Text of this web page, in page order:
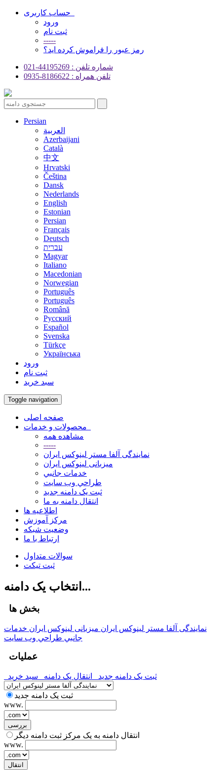
ورود
ثبت نام
-----
رمز عبور را فراموش کرده اید؟
شماره تلفن : 44195269-021
تلفن همراه : 8186622-0935
Persian
العربية
Azerbaijani
Català
中文
Hrvatski
Čeština
Dansk
Nederlands
English
Estonian
Persian
Français
Deutsch
עברית
Magyar
Italiano
Macedonian
Norwegian
Português
Português
Română
Русский
Español
Svenska
Türkçe
Українська
ورود
ثبت نام
سبد خرید
Toggle navigation
صفحه اصلی
مشاهده همه
-----
نمایندگی آلفا مستر لینوکس ایران
میزبانی لینوکس ایران
خدمات جانبي
طراحي وب سايت
ثبت یک دامنه جدید
انتقال دامنه به ما
اطلاعیه ها
مرکز آموزش
وضعیت شبکه
ارتباط با ما
سوالات متداول
ثبت تیکت
انتخاب یک دامنه...
بخش ها
نمایندگی آلفا مستر لینوکس ایران میزبانی لینوکس ایران خدمات
جانبي طراحي وب سايت
عملیات
ثبت یک دامنه جدید انتقال یک دامنه سبد خرید
ثبت یک دامنه جدید
www.
بررسی
انتقال دامنه به یک مرکز ثبت دامنه دیگر
www.
انتقال